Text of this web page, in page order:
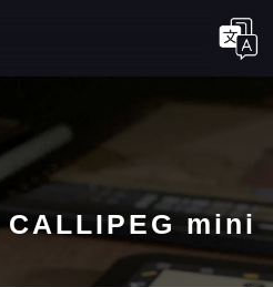
CALLIPEG mini